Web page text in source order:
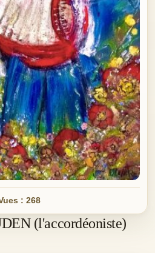
: 268
(l'accordéoniste)